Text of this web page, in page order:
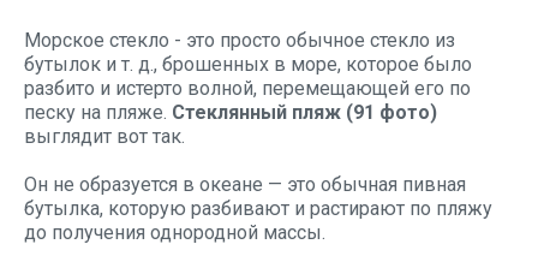
Морское стекло - это просто обычное стекло из
бутылок и т. д., брошенных в море, которое было
разбито и истерто волной, перемещающей его по
песку на пляже. Стеклянный пляж (91 фото)
выглядит вот так.
Он не образуется в океане — это обычная пивная
бутылка, которую разбивают и растирают по пляжу
до получения однородной массы.